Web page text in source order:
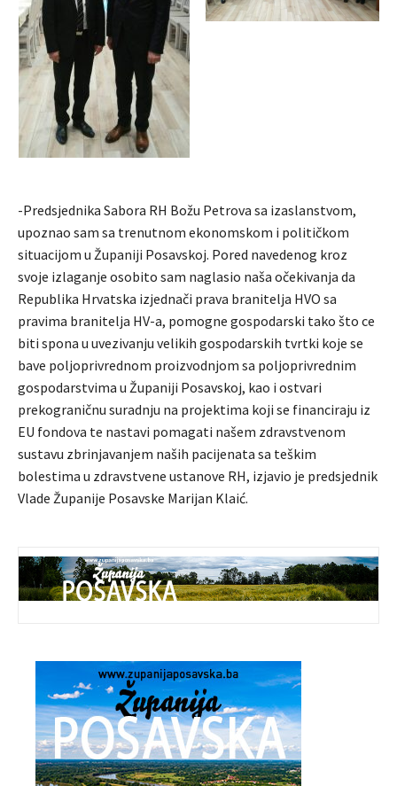
-Predsjednika Sabora RH Božu Petrova sa izaslanstvom,
upoznao sam sa trenutnom ekonomskom i političkom
situacijom u Županiji Posavskoj. Pored navedenog kroz
svoje izlaganje osobito sam naglasio naša očekivanja da
Republika Hrvatska izjednači prava branitelja HVO sa
pravima branitelja HV-a, pomogne gospodarski tako što ce
biti spona u uvezivanju velikih gospodarskih tvrtki koje se
bave poljoprivrednom proizvodnjom sa poljoprivrednim
gospodarstvima u Županiji Posavskoj, kao i ostvari
prekograničnu suradnju na projektima koji se financiraju iz
EU fondova te nastavi pomagati našem zdravstvenom
sustavu zbrinjavanjem naših pacijenata sa teškim
bolestima u zdravstvene ustanove RH, izjavio je predsjednik
Vlade Županije Posavske Marijan Klaić.